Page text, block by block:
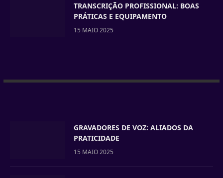
TRANSCRIÇÃO PROFISSIONAL: BOAS
PRÁTICAS E EQUIPAMENTO
15 MAIO 2025
GRAVADORES DE VOZ: ALIADOS DA
PRATICIDADE
15 MAIO 2025